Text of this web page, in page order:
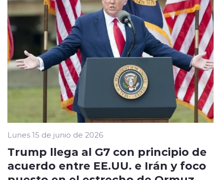
Lunes 15 de junio de 2026
Trump llega al G7 con principio de
acuerdo entre EE.UU. e Irán y foco